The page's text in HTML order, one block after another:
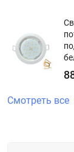
Смотреть все